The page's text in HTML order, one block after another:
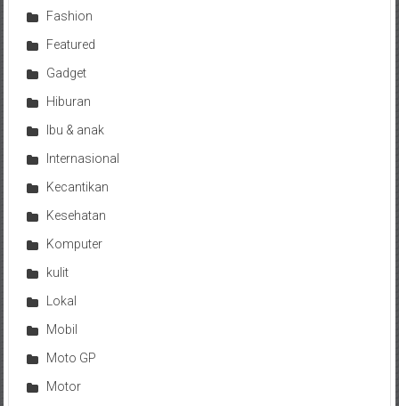
Fashion
Featured
Gadget
Hiburan
Ibu & anak
Internasional
Kecantikan
Kesehatan
Komputer
kulit
Lokal
Mobil
Moto GP
Motor